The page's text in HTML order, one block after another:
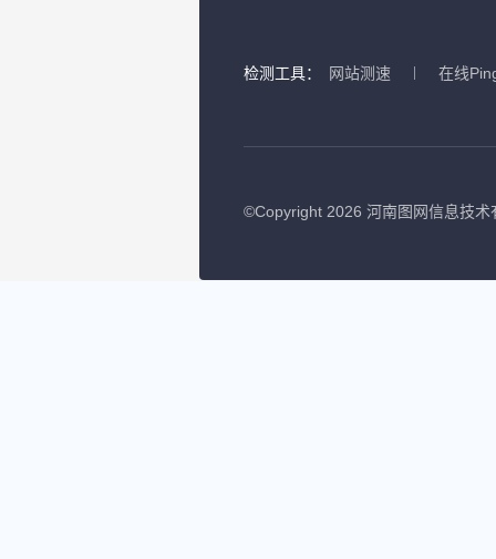
检测工具： 网站测速 在线
©Copyright 2026 河南图网信息技